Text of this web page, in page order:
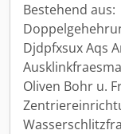
Bestehend aus:
Djdpfxsux Aqs
Oliven Bohr u.